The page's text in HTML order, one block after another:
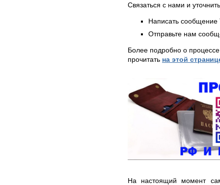
Связаться с нами и
Написать
Отправьте нам
Более подробно о
прочитать на этой
На настоящий момент